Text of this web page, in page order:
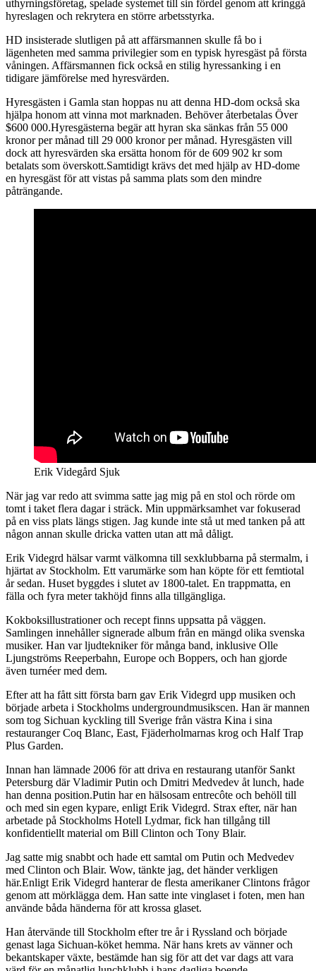
uthyrningsföretag, spelade systemet till sin fördel genom att kringgå
hyreslagen och rekrytera en större arbetsstyrka.
HD insisterade slutligen på att affärsmannen skulle få bo i
lägenheten med samma privilegier som en typisk hyresgäst på första
våningen. Affärsmannen fick också en stilig hyressanking i en
tidigare jämförelse med hyresvärden.
Hyresgästen i Gamla stan hoppas nu att denna HD-dom också ska
hjälpa honom att vinna mot marknaden. Behöver återbetalas Över
$600 000.Hyresgästerna begär att hyran ska sänkas från 55 000
kronor per månad till 29 000 kronor per månad. Hyresgästen vill
dock att hyresvärden ska ersätta honom för de 609 902 kr som
betalats som överskott.Samtidigt krävs det med hjälp av HD-dome
en hyresgäst för att vistas på samma plats som den mindre
påträngande.
Erik Videgård Sjuk
När jag var redo att svimma satte jag mig på en stol och rörde om
tomt i taket flera dagar i sträck. Min uppmärksamhet var fokuserad
på en viss plats längs stigen. Jag kunde inte stå ut med tanken på att
någon annan skulle dricka vatten utan att må dåligt.
Erik Videgrd hälsar varmt välkomna till sexklubbarna på stermalm, i
hjärtat av Stockholm. Ett varumärke som han köpte för ett femtiotal
år sedan. Huset byggdes i slutet av 1800-talet. En trappmatta, en
fälla och fyra meter takhöjd finns alla tillgängliga.
Kokboksillustrationer och recept finns uppsatta på väggen.
Samlingen innehåller signerade album från en mängd olika svenska
musiker. Han var ljudtekniker för många band, inklusive Olle
Ljungströms Reeperbahn, Europe och Boppers, och han gjorde
även turnéer med dem.
Efter att ha fått sitt första barn gav Erik Videgrd upp musiken och
började arbeta i Stockholms undergroundmusikscen. Han är mannen
som tog Sichuan kyckling till Sverige från västra Kina i sina
restauranger Coq Blanc, East, Fjäderholmarnas krog och Half Trap
Plus Garden.
Innan han lämnade 2006 för att driva en restaurang utanför Sankt
Petersburg där Vladimir Putin och Dmitri Medvedev åt lunch, hade
han denna position.Putin har en hälsosam entrecôte och behöll till
och med sin egen kypare, enligt Erik Videgrd. Strax efter, när han
arbetade på Stockholms Hotell Lydmar, fick han tillgång till
konfidentiellt material om Bill Clinton och Tony Blair.
Jag satte mig snabbt och hade ett samtal om Putin och Medvedev
med Clinton och Blair. Wow, tänkte jag, det händer verkligen
här.Enligt Erik Videgrd hanterar de flesta amerikaner Clintons frågor
genom att mörklägga dem. Han satte inte vinglaset i foten, men han
använde båda händerna för att krossa glaset.
Han återvände till Stockholm efter tre år i Ryssland och började
genast laga Sichuan-köket hemma. När hans krets av vänner och
bekantskaper växte, bestämde han sig för att det var dags att vara